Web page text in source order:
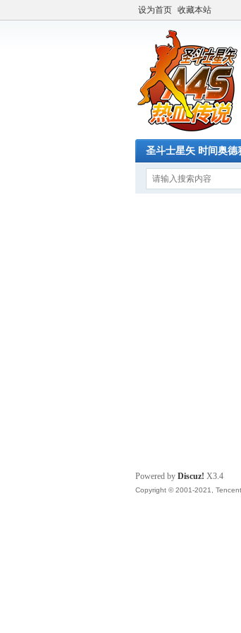
设为首页 收藏本站
圣斗士星矢 时间奥德
Powered by Discuz! X3.4
Copyright © 2001-2021, Tencent